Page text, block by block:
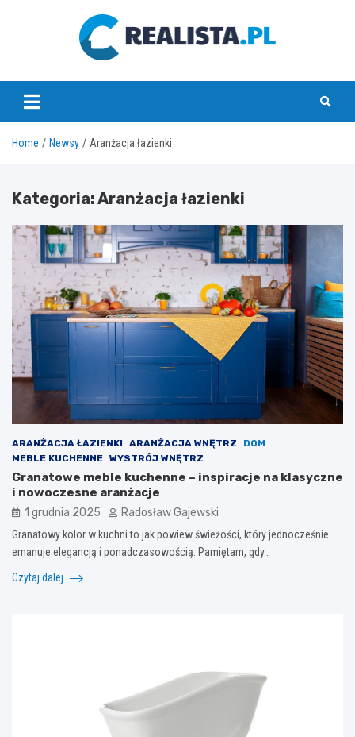
realista.pl
Home Newsy Aranżacja łazienki
Kategoria:Aranżacja łazienki
ARANŻACJA ŁAZIENKI ARANŻACJA WNĘTRZ
DOM
MEBLE KUCHENNE WYSTRÓJ WNĘTRZ
Granatowe meble kuchenne – inspiracje na klasyczne
i nowoczesne aranżacje
1 grudnia 2025 Radosław Gajewski
Granatowy kolor w kuchni to jak powiew świeżości, który jednocześnie
emanuje elegancją i ponadczasowością. Pamiętam, gdy…
Czytaj dalej